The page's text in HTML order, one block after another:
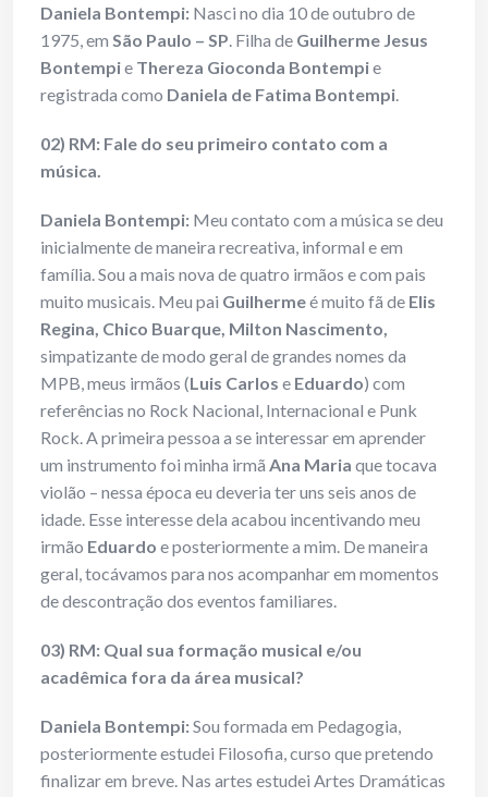
Daniela Bontempi: Nasci no dia 10 de outubro de
1975, em São Paulo – SP. Filha de Guilherme Jesus
Bontempie Thereza Gioconda Bontempie
registrada como Daniela de Fatima Bontempi.
02) RM: Fale do seu primeiro contato com a
música.
Daniela Bontempi: Meu contato com a música se deu
inicialmente de maneira recreativa, informal e em
família. Sou a mais nova de quatro irmãos e com pais
muito musicais. Meu pai Guilhermeé muito fã de Elis
Regina, Chico Buarque, Milton Nascimento,
simpatizante de modo geral de grandes nomes da
MPB, meus irmãos (Luis Carlos e Eduardo) com
referências no Rock Nacional, Internacional e Punk
Rock. A primeira pessoa a se interessar em aprender
um instrumento foi minha irmã Ana Maria que tocava
violão – nessa época eu deveria ter uns seis anos de
idade. Esse interesse dela acabou incentivando meu
irmão Eduardo e posteriormente a mim. De maneira
geral, tocávamos para nos acompanhar em momentos
de descontração dos eventos familiares.
03) RM: Qual sua formação musical e/ou
acadêmica fora da área musical?
Daniela Bontempi:Sou formada em Pedagogia,
posteriormente estudei Filosofia, curso que pretendo
finalizar em breve. Nas artes estudei Artes Dramáticas